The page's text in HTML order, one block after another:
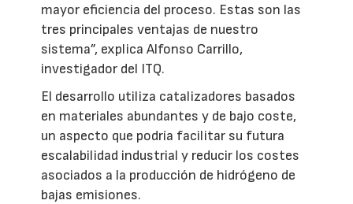
mayor eficiencia del proceso. Estas son las
tres principales ventajas de nuestro
sistema”, explica Alfonso Carrillo,
investigador del ITQ.
El desarrollo utiliza catalizadores basados
en materiales abundantes y de bajo coste,
un aspecto que podría facilitar su futura
escalabilidad industrial y reducir los costes
asociados a la producción de hidrógeno de
bajas emisiones.